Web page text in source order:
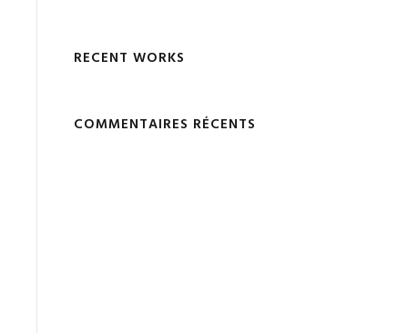
RECENT WORKS
COMMENTAIRES RÉCENTS